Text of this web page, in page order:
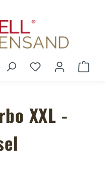
Du hast 0
XXL -